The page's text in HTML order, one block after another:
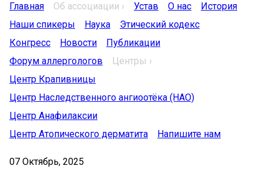
Главная
Об ассоциации › Устав О нас
История
Наши спикеры
Наука
Этический кодекс
Конгресс
Новости
Публикации
Форум аллергологов
Центры ›
Центр Крапивницы
Центр Наследственного ангиоотёка (НАО)
Центр Анафилаксии
Центр Атопического дерматита
Напишите нам
07 Октябрь, 2025